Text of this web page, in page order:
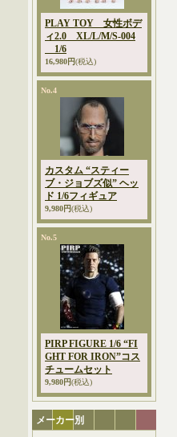
PLAY TOY 女性ボデ
ィ2.0 XL/L/M/S-004
1/6
16,980円(税込)
No.4
カスタム “スティー
ブ・ジョブズ似” ヘッ
ド 1/6フィギュア
9,980円(税込)
No.5
PIRP FIGURE 1/6 “FI
GHT FOR IRON”コス
チュームセット
9,980円(税込)
メーカー別